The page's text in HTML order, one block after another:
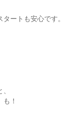
ートも安心です。
！